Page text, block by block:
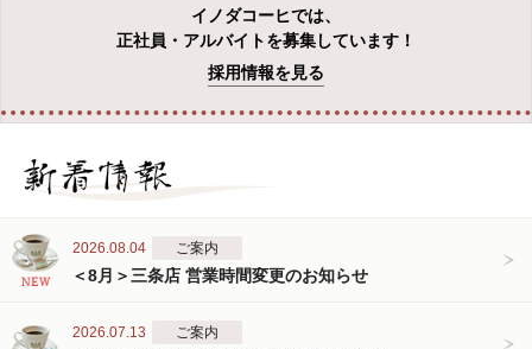
イノダコーヒでは、
正社員・アルバイトを募集しています！
採用情報を見る
2026.08.04 ご案内
＜8月＞三条店 営業時間変更のお知らせ
2026.07.13 ご案内